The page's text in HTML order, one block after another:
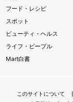
フード・レシピ
スポット
ビューティ・ヘルス
ライフ・ピープル
Mart白書
このサイトについて